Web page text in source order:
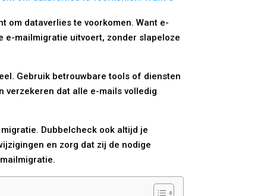
om dataverlies te voorkomen. Want e-
e-mailmigratie uitvoert, zonder slapeloze
Gebruik betrouwbare tools of diensten
verzekeren dat alle e-mails volledig
Dubbelcheck ook altijd je
en zorg dat zij de nodige